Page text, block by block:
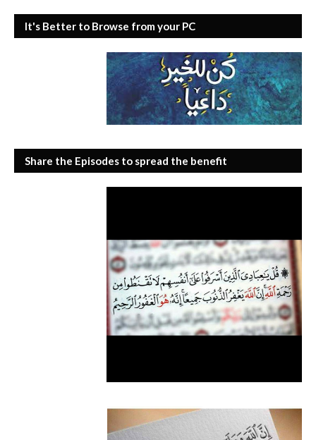
It's Better to Browse from your PC
Share the Episodes to spread the benefit